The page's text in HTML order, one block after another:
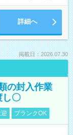
詳細へ
掲載日：2026.07.30
の封入作業
し〇
ブランクOK